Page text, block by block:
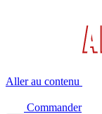
Aller au contenu
Commander